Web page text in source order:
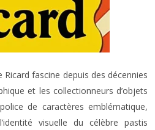
fascine depuis des décennies
et les collectionneurs d’objets
de caractères emblématique,
visuelle du célèbre pastis